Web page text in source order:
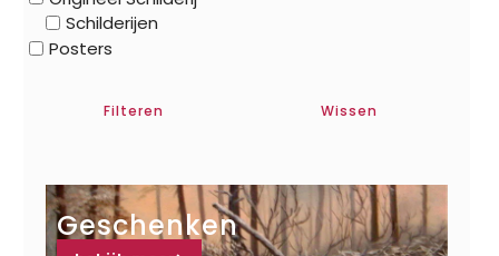
Schilderijen
Posters
Filteren Wissen
Geschenken